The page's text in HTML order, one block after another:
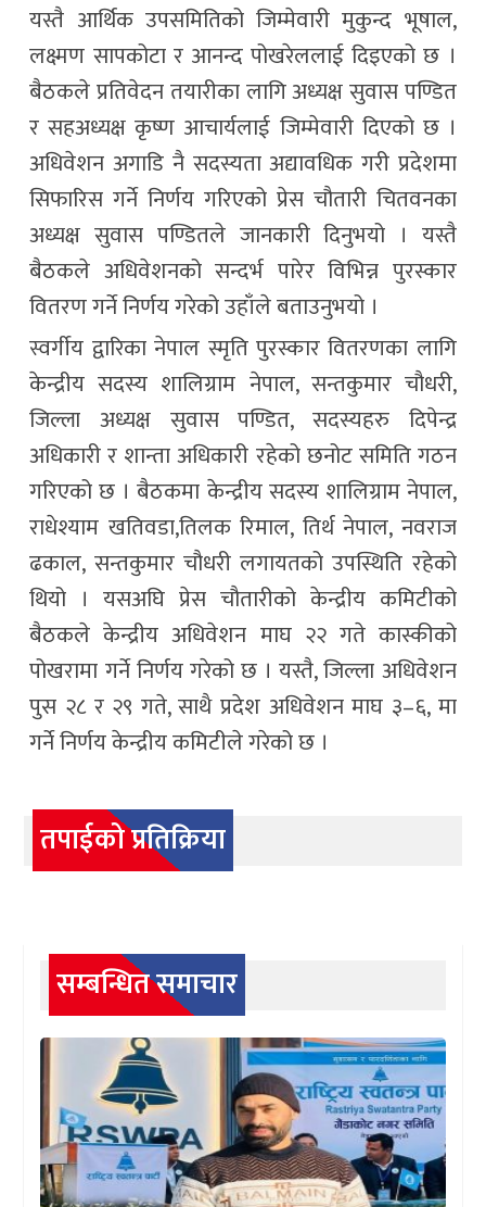
यस्तै आर्थिक उपसमितिको जिम्मेवारी मुकुन्द भूषाल,
लक्ष्मण सापकोटा र आनन्द पोखरेललाई दिइएको छ ।
बैठकले प्रतिवेदन तयारीका लागि अध्यक्ष सुवास पण्डित
र सहअध्यक्ष कृष्ण आचार्यलाई जिम्मेवारी दिएको छ ।
अधिवेशन अगाडि नै सदस्यता अद्यावधिक गरी प्रदेशमा
सिफारिस गर्ने निर्णय गरिएको प्रेस चौतारी चितवनका
अध्यक्ष सुवास पण्डितले जानकारी दिनुभयो । यस्तै
बैठकले अधिवेशनको सन्दर्भ पारेर विभिन्न पुरस्कार
वितरण गर्ने निर्णय गरेको उहाँले बताउनुभयो ।
स्वर्गीय द्वारिका नेपाल स्मृति पुरस्कार वितरणका लागि
केन्द्रीय सदस्य शालिग्राम नेपाल, सन्तकुमार चौधरी,
जिल्ला अध्यक्ष सुवास पण्डित, सदस्यहरु दिपेन्द्र
अधिकारी र शान्ता अधिकारी रहेको छनोट समिति गठन
गरिएको छ । बैठकमा केन्द्रीय सदस्य शालिग्राम नेपाल,
राधेश्याम खतिवडा,तिलक रिमाल, तिर्थ नेपाल, नवराज
ढकाल, सन्तकुमार चौधरी लगायतको उपस्थिति रहेको
थियो । यसअघि प्रेस चौतारीको केन्द्रीय कमिटीको
बैठकले केन्द्रीय अधिवेशन माघ २२ गते कास्कीको
पोखरामा गर्ने निर्णय गरेको छ । यस्तै, जिल्ला अधिवेशन
पुस २८ र २९ गते, साथै प्रदेश अधिवेशन माघ ३–६, मा
गर्ने निर्णय केन्द्रीय कमिटीले गरेको छ ।
तपाईको प्रतिक्रिया
सम्बन्धित समाचार